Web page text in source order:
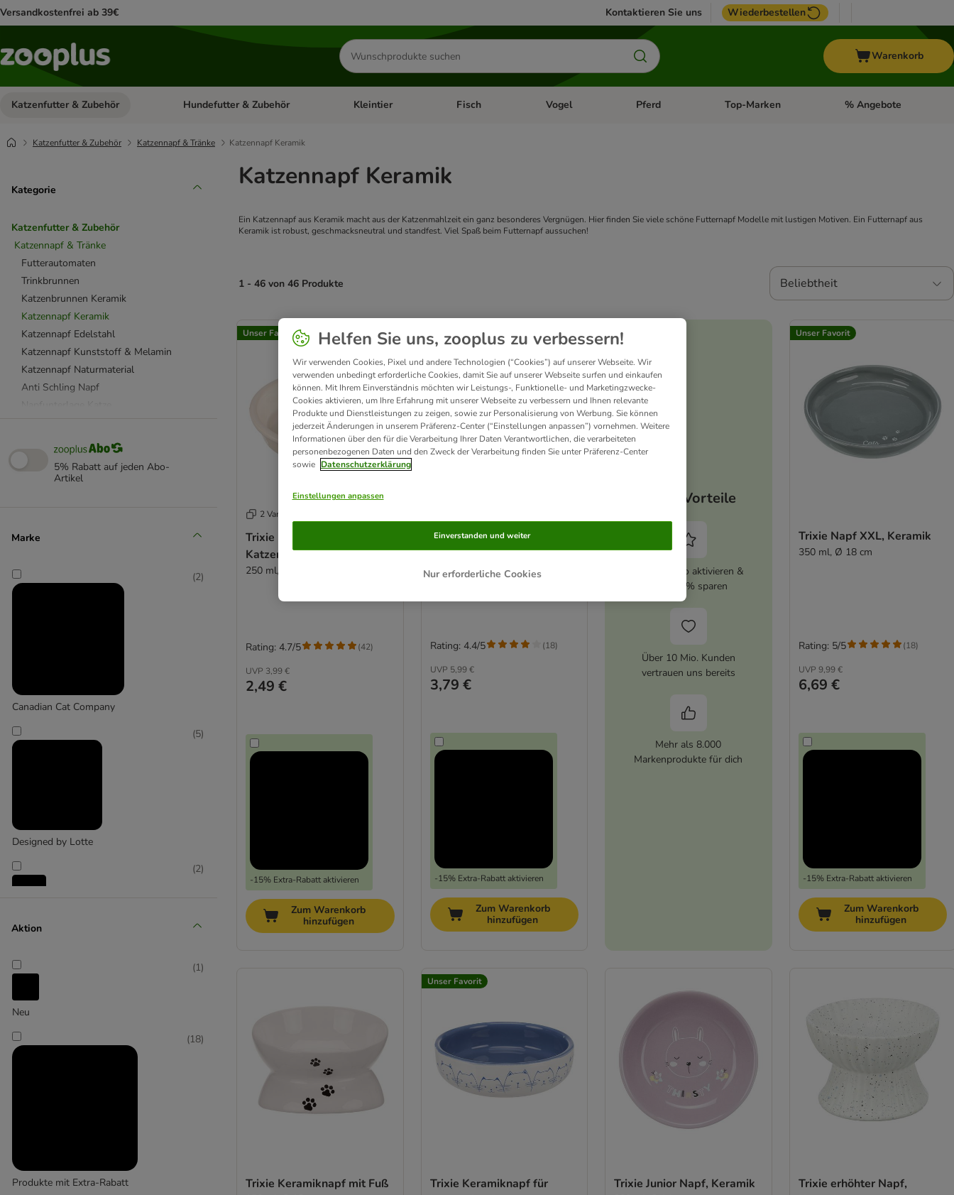
Versandkostenfrei ab 39€ Kontaktieren Sie uns Wiederbestellen
Produkte
suchen
Warenkorb
Katzenfutter & Zubehör Kategorie-Menü öffnen: Katzenfutter & Zubehör
Hundefutter & Zubehör Kategorie-Menü öffnen: Hundefutter & Zubehör
Kleintier Kategorie-Menü öffnen: Kleintier
Fisch Kategorie-Menü öffnen: Fisch
Vogel Kategorie-Menü öffnen: Vogel
Pferd Kategorie-Menü öffnen: Pferd
Top-Marken Kategorie-Menü öffnen:
% Angebote
Katzenfutter & Zubehör Katzennapf & Tränke Katzennapf Keramik
Kategorie
Katzenfutter & Zubehör
Katzennapf & Tränke
Futterautomaten
Trinkbrunnen
Katzenbrunnen Keramik
Katzennapf Keramik
Katzennapf Edelstahl
Katzennapf Kunststoff & Melamin
Katzennapf Naturmaterial
Anti Schling Napf
Katzenfutter Aufbewahrung
5% Rabatt auf jeden Abo-
Artikel
Marke
Canadian Cat Company
(2)
Designed by Lotte
(5)
(2)
TIAKI
Zoomtopia
Aktion
Neu
(1)
Produkte mit Extra-Rabatt
(18)
Katzennapf Keramik
Ein Katzennapf aus Keramik macht aus der Katzenmahlzeit ein ganz besonderes Vergnügen. Hier finden Sie viele schöne Futternapf Modelle mit lustigen Motiven. Ein Futternapf aus
Keramik ist robust, geschmacksneutral und standfest. Viel Spaß beim Futternapf aussuchen!
1 - 46 von 46 Produkte Beliebtheit
product items have been changed
Unser Favorit
2 Varianten
Trixie Keramiknapf mit
Katzenmotiv
250 ml, Ø 13 cm
UVP 3,99 €
2,49 €
-15% Extra-Rabatt aktivieren
Rating: 4.7/5 (42)
Zum Warenkorb
hinzufügen
Trixie Keramikteller Katze
für kurznasige Rassen
200 ml, Ø 15 cm
UVP 5,99 €
3,79 €
-15% Extra-Rabatt aktivieren
Rating: 4.4/5 (18)
Zum Warenkorb
hinzufügen
Deine Vorteile
zooplus Abo aktivieren &
immer 5% sparen
Über 10 Mio. Kunden
vertrauen uns bereits
Mehr als 8.000
Markenprodukte für dich
Unser Favorit
Trixie Napf XXL, Keramik
350 ml, Ø 18 cm
UVP 9,99 €
6,69 €
-15% Extra-Rabatt aktivieren
Rating: 5/5 (18)
Zum Warenkorb
hinzufügen
Trixie Keramiknapf mit Fuß
Unser Favorit
Trixie Keramiknapf für
Trixie Junior Napf, Keramik
Trixie erhöhter Napf,
Helfen Sie uns, zooplus zu verbessern!
Wir verwenden Cookies, Pixel und andere Technologien (“Cookies”) auf unserer Webseite. Wir
verwenden unbedingt erforderliche Cookies, damit Sie auf unserer Webseite surfen und einkaufen
können. Mit Ihrem Einverständnis möchten wir Leistungs-, Funktionelle- und Marketingzwecke-
Cookies aktivieren, um Ihre Erfahrung mit unserer Webseite zu verbessern und Ihnen relevante
Produkte und Dienstleistungen zu zeigen, sowie zur Personalisierung von Werbung. Sie können
jederzeit Änderungen in unserem Präferenz-Center (“Einstellungen anpassen”) vornehmen. Weitere
Informationen über den für die Verarbeitung Ihrer Daten Verantwortlichen, die verarbeiteten
personenbezogenen Daten und den Zweck der Verarbeitung finden Sie unter Präferenz-Center
sowie Datenschutzerklärung
Einstellungen anpassen
Nur erforderliche Cookies
Einverstanden und weiter